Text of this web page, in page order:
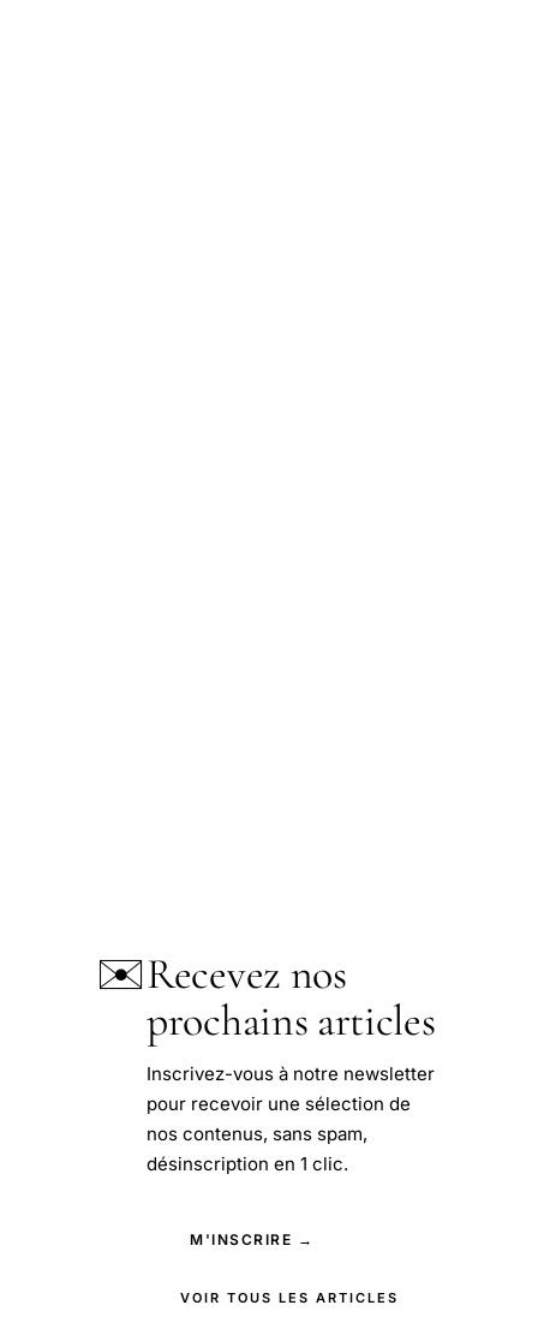
✉️Recevez nos
prochains articles
Inscrivez-vous à notre newsletter
pour recevoir une sélection de
nos contenus, sans spam,
désinscription en 1 clic.
M'INSCRIRE →
VOIR TOUS LES ARTICLES